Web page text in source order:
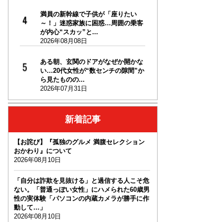
満員の新幹線で子供が「座りたい
～！」迷惑家族に困惑…周囲の乗客
が内心“スカッ”と...
2026年08月08日
ある朝、玄関のドアがなぜか開かな
い…20代女性が“数センチの隙間”か
ら見たものの...
2026年07月31日
新着記事
【お詫び】『孤独のグルメ 満腹セレクション
おかわり』について
2026年08月10日
「自分は詐欺を見抜ける」と過信する人こそ危
ない。「普通っぽい女性」にハメられた60歳男
性の実体験「パソコンの内蔵カメラが勝手に作
動して…」
2026年08月10日